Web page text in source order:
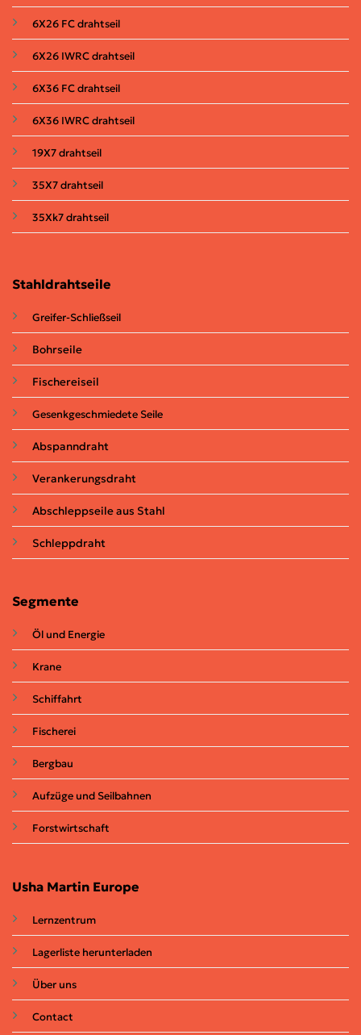
Stahldrahtseile
Greifer-Schließseil
Bohrseile
Fischereiseil
Gesenkgeschmiedete Seile
Abspanndraht
Verankerungsdraht
Abschleppseile aus Stahl
Schleppdraht
Segmente
Öl und Energie
Krane
Schiffahrt
Fischerei
Bergbau
Aufzüge und Seilbahnen
Forstwirtschaft
Usha Martin Europe
Lernzentrum
Lagerliste herunterladen
Über uns
Contact
6X26 FC drahtseil
6X26 IWRCdrahtseil
6X36 FCdrahtseil
6X36 IWRC drahtseil
19X7drahtseil
35X7drahtseil
35Xk7drahtseil